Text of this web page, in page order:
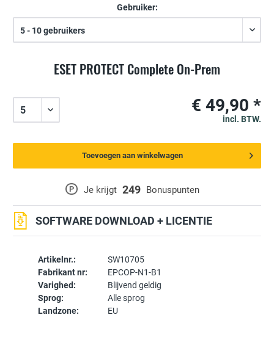
ESET PROTECT Complete On-Prem
Gebruiker:
Artikelnr.:
SW10705
Fabrikant nr:
EPCOP-N1-B1
Varighed:
Blijvend geldig
Sprog:
Alle sprog
Landzone:
EU
P Je krijgt 249 Bonuspunten
SOFTWARE DOWNLOAD + LICENTIE
€ 49,90 *
incl. BTW.
Toevoegen aan winkelwagen